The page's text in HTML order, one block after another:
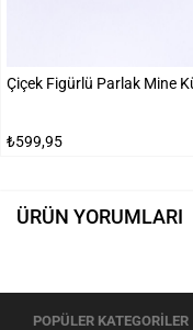
Çiçek Figürlü Parlak Mine
₺599,95
ÜRÜN YORUMLARI
POPÜLER KATEGORİLER